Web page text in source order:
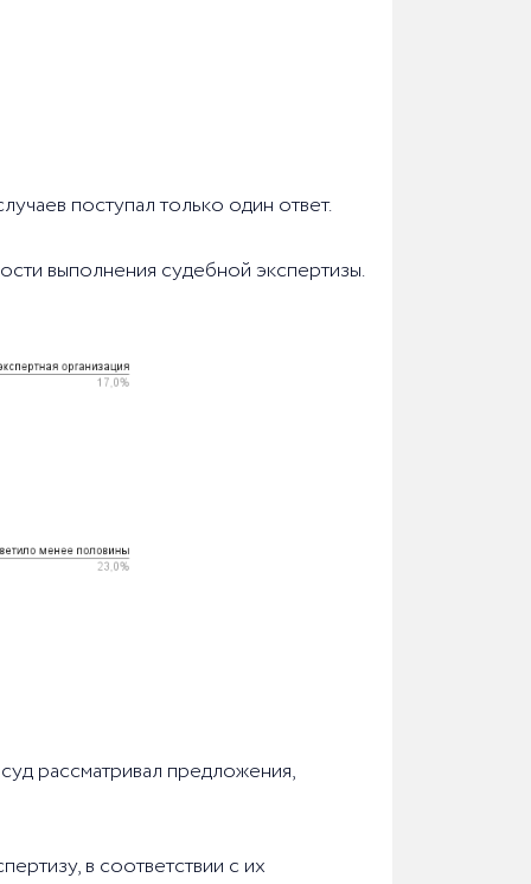
поступал только один ответ.
выполнения судебной экспертизы.
рассматривал предложения,
в соответствии с их